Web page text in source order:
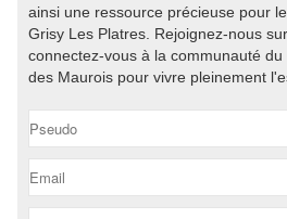
ainsi une ressource précieuse pour
Grisy Les Platres. Rejoignez-nous
connectez-vous à la communauté
des Maurois pour vivre pleinement